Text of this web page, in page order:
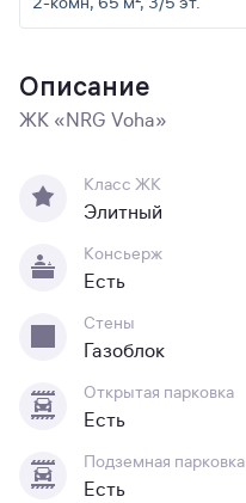
Описание
ЖК «NRG Voha»
Класс ЖК
Элитный
Консьерж
Есть
Стены
Газоблок
Открытая парковка
Есть
Подземная парковка
Есть